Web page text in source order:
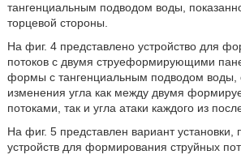
тангенциальным подводом воды,
торцевой стороны.
На фиг. 4 представлено устройство для
потоков с двумя струеформирующими
формы с тангенциальным подводом воды,
изменения угла как между двумя
потоками, так и угла атаки каждого из
На фиг. 5 представлен вариант установки,
устройств для формирования струйных